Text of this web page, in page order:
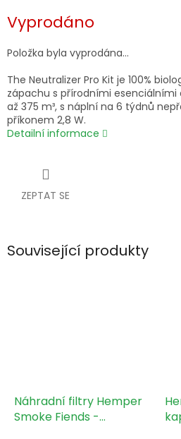
cena:
Vyprodáno
Položka byla vyprodána…
The Neutralizer Pro Kit je 100%
zápachu s přírodními esenciálními
až 375 m³, s náplní na 6 týdnů
příkonem 2,8 W.
Detailní informace
ZEPTAT SE
Související produkty
Náhradní filtry Hemper
Smoke Fiends -